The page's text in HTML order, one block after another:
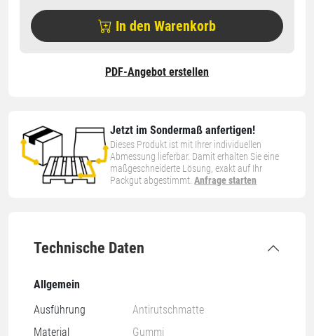
Jetzt im Sondermaß anfertigen!
Dieses Produkt ist mit Ihrer individuellen
Abmessung lieferbar. Damit erhalten Sie eine
maßgeschneiderte Lösung, exakt auf Ihr
Packgut abgestimmt.Anfrage starten
Technische Daten
Allgemein
Ausführung
Antirutschmatte
Material
Gummi
In den Warenkorb
PDF-Angebot erstellen